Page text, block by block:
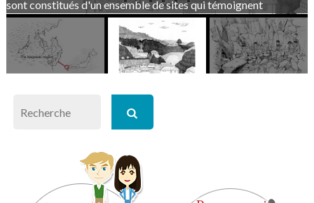
sont constitués d'un ensemble de sites qui témoignent